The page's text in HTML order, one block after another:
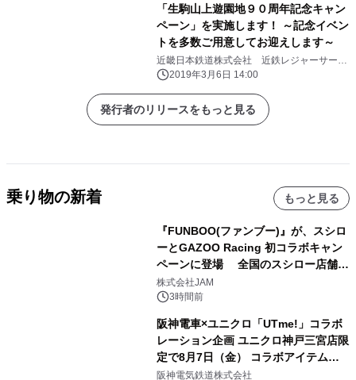
「生駒山上遊園地９０周年記念キャン
ペーン」を実施します！ ～記念イベン
トを多数ご用意してお迎えします～
近畿日本鉄道株式会社 近鉄レジャーサービ
ス株式会社
2019年3月6日 14:00
発行者のリリースをもっと見る
乗り物の新着 もっと見る
『FUNBOO(ファンブー)』が、スシロ
ーとGAZOO Racing 初コラボキャン
ペーンに登場 全国のスシロー店舗で
GR 4車種の FUNBOO(ミニカー)付き
メニューが展開されます
株式会社JAM
3時間前
阪神電車×ユニクロ「UTme!」コラボ
レーション企画 ユニクロ神戸三宮店限
定で8月7日（金） コラボアイテムが
発売決定！
阪神電気鉄道株式会社